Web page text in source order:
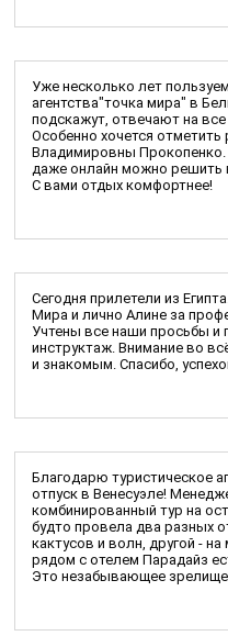
Уже несколько лет
агентства"точка мира" в
подскажут, отвечают на
Особенно хочется
Владимировны Прокопенко.
даже онлайн можно решить
С вами отдых комфортнее!
Сегодня прилетели из
Мира и лично Алине за
Учтены все наши просьбы
инструктаж. Внимание во
и знакомым. Спасибо,
Благодарю туристическое
отпуск в Венесуэле!
комбинированный тур на
будто провела два разных
кактусов и волн, другой -
рядом с отелем Парадайз
Это незабывающее